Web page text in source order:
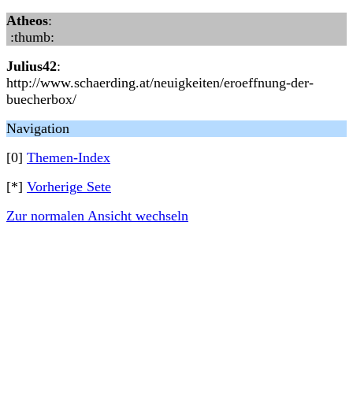
Atheos:
:thumb:
Julius42:
http://www.schaerding.at/neuigkeiten/eroeffnung-der-
buecherbox/
Navigation
[0] Themen-Index
[*] Vorherige Sete
Zur normalen Ansicht wechseln